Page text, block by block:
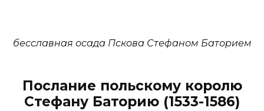
бесславная осада Пскова Стефаном Баторием
Послание польскому королю
Стефану Баторию (1533-1586)